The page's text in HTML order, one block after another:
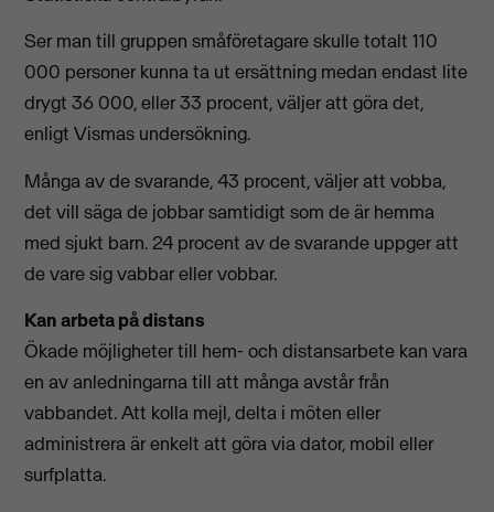
Ser man till gruppen småföretagare skulle totalt 110
000 personer kunna ta ut ersättning medan endast lite
drygt 36 000, eller 33 procent, väljer att göra det,
enligt Vismas undersökning.
Många av de svarande, 43 procent, väljer att vobba,
det vill säga de jobbar samtidigt som de är hemma
med sjukt barn. 24 procent av de svarande uppger att
de vare sig vabbar eller vobbar.
Kan arbeta på distans
Ökade möjligheter till hem- och distansarbete kan vara
en av anledningarna till att många avstår från
vabbandet. Att kolla mejl, delta i möten eller
administrera är enkelt att göra via dator, mobil eller
surfplatta.